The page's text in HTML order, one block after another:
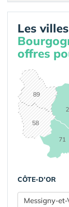
Les
offres
58
71
89
CÔTE-D'OR
Messigny-